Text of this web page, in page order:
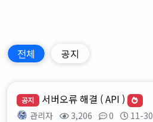
전체 공지
공지 서버오류 해결 ( API )
관리자 3,206 0 11-30